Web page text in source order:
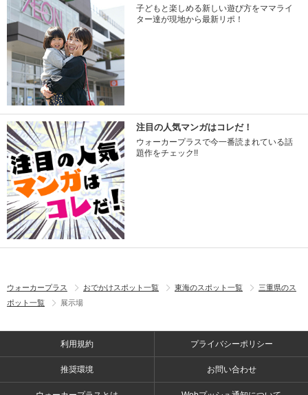
子どもと楽しめる新しい遊び方をママライ
ター達が現地から最新リポ！
注目の人気マンガはコレだ！
ウォーカープラスで今一番読まれている話
題作をチェック!!
ウォーカープラス おでかけスポット一覧 東海のスポット一覧
三重県のス
ポット一覧
展示場
利用規約 プライバシーポリシー
推奨環境 お問い合わせ